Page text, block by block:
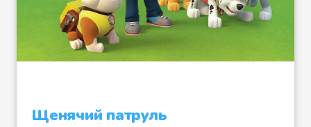
Вчера станет завтра
Щенячий патруль